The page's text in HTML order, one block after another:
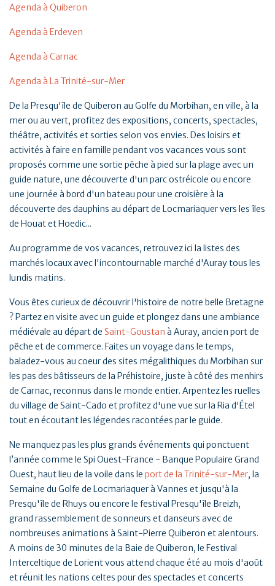
Agenda à Quiberon
Agenda à Erdeven
Agenda à Carnac
Agenda à La Trinité-sur-Mer
De la Presqu'île de Quiberon au Golfe du Morbihan, en ville, à la
mer ou au vert, profitez des expositions, concerts, spectacles,
théâtre, activités et sorties selon vos envies. Des loisirs et
activités à faire en famille pendant vos vacances vous sont
proposés comme une sortie pêche à pied sur la plage avec un
guide nature, une découverte d'un parc ostréicole ou encore
une journée à bord d'un bateau pour une croisière à la
découverte des dauphins au départ de Locmariaquer vers les îles
de Houat et Hoedic...
Au programme de vos vacances, retrouvez ici la listes des
marchés locaux avec l'incontournable marché d'Auray tous les
lundis matins.
Vous êtes curieux de découvrir l'histoire de notre belle Bretagne
? Partez en visite avec un guide et plongez dans une ambiance
médiévale au départ de Saint-Goustan à Auray, ancien port de
pêche et de commerce. Faites un voyage dans le temps,
baladez-vous au coeur des sites mégalithiques du Morbihan sur
les pas des bâtisseurs de la Préhistoire, juste à côté des menhirs
de Carnac, reconnus dans le monde entier. Arpentez les ruelles
du village de Saint-Cado et profitez d'une vue sur la Ria d'Étel
tout en écoutant les légendes racontées par le guide.
Ne manquez pas les plus grands événements qui ponctuent
l’année comme le Spi Ouest-France - Banque Populaire Grand
Ouest, haut lieu de la voile dans le port de la Trinité-sur-Mer, la
Semaine du Golfe de Locmariaquer à Vannes et jusqu'à la
Presqu'île de Rhuys ou encore le festival Presqu'île Breizh,
grand rassemblement de sonneurs et danseurs avec de
nombreuses animations à Saint-Pierre Quiberon et alentours.
A moins de 30 minutes de la Baie de Quiberon, le Festival
Interceltique de Lorient vous attend chaque été au mois d'août
et réunit les nations celtes pour des spectacles et concerts